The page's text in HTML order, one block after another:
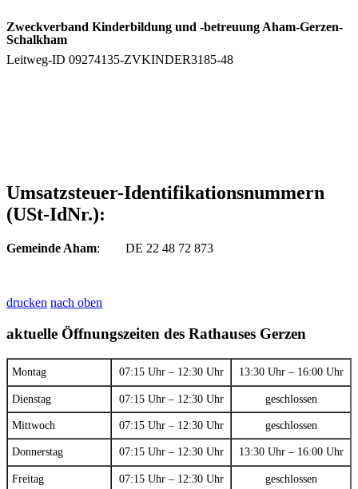
Zweckverband Kinderbildung und -betreuung Aham-Gerzen-
Schalkham
Leitweg-ID 09274135-ZVKINDER3185-48
Umsatzsteuer-Identifikationsnummern
(USt-IdNr.):
Gemeinde Aham: DE 22 48 72 873
drucken nach oben
aktuelle Öffnungszeiten des Rathauses Gerzen
Montag 07:15 Uhr – 12:30 Uhr 13:30 Uhr – 16:00 Uhr
Dienstag 07:15 Uhr – 12:30 Uhr geschlossen
Mittwoch 07:15 Uhr – 12:30 Uhr geschlossen
Donnerstag 07:15 Uhr – 12:30 Uhr 13:30 Uhr – 16:00 Uhr
Freitag 07:15 Uhr – 12:30 Uhr geschlossen